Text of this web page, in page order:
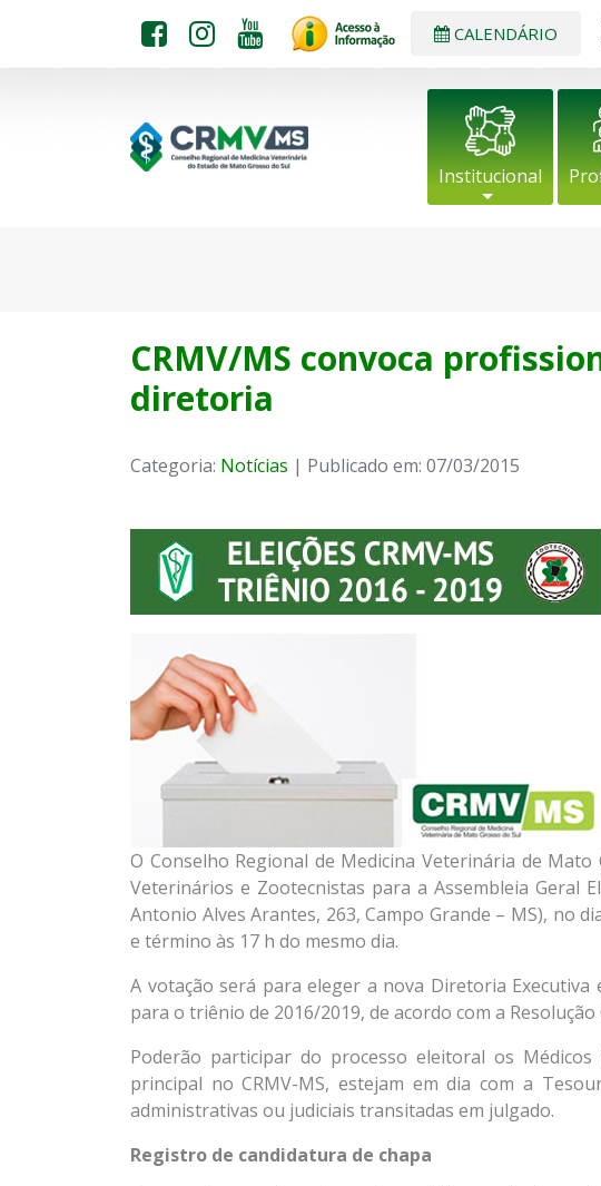
CALENDÁRIO
Institucional
CRMV/MS convoca
diretoria
Categoria: Notícias | Publicado em: 07/03/2015
O Conselho Regional de Medicina Veterinária de
Veterinários e Zootecnistas para a Assembleia Geral
Antonio Alves Arantes, 263, Campo Grande – MS), no
e término às 17 h do mesmo dia.
A votação será para eleger a nova Diretoria Executiva
para o triênio de 2016/2019, de acordo com a Resolução
Poderão participar do processo eleitoral os
principal no CRMV-MS, estejam em dia com a
administrativas ou judiciais transitadas em julgado.
Registro de candidatura de chapa